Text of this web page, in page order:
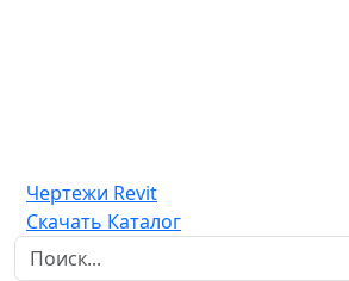
Чертежи Revit
Скачать Каталог